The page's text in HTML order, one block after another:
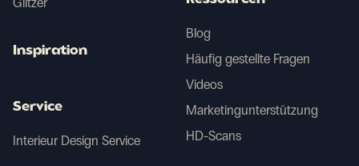
Glitzer
Inspiration
Service
Interieur Design Service
Blog
Häufig gestellte Fragen
Videos
Marketingunterstützung
HD-Scans